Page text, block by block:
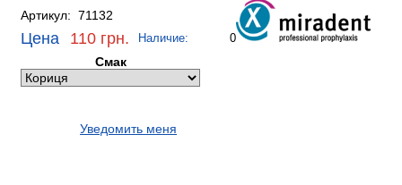
Артикул: 71132
Цена 110 грн. Наличие: 0
Смак
Уведомить меня